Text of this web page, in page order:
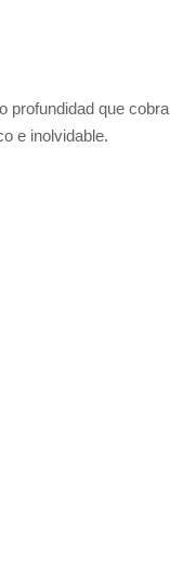
profundidad que cobra
e inolvidable.